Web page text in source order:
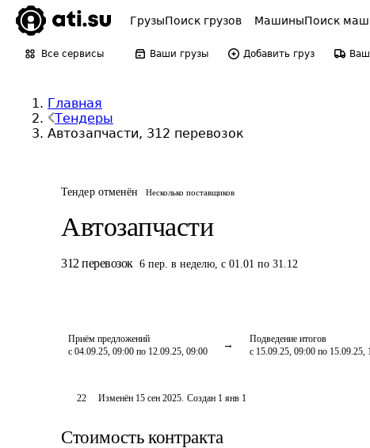
ГрузыПоиск грузов МашиныПоиск
Все сервисы Ваши грузы Добавить груз
Главная
Тендеры
Автозапчасти, 312 перевозок
Тендер отменён Несколько поставщиков
Автозапчасти
312 перевозок 6 пер. в неделю, с 01.01 по 31.12
Приём предложений
с 04.09.25, 09:00 по 12.09.25, 09:00
Подведение итогов
с 15.09.25, 09:00 по 15.09.25,
22 Изменён 15 сен 2025. Создан 1 янв 1
Стоимость контракта